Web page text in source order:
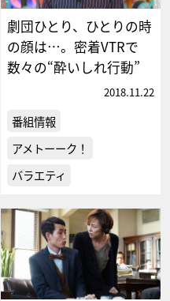
劇団ひとり、ひとりの時
の顔は…。密着VTRで
数々の“酔いしれ行動”
2018.11.22
番組情報
アメトーーク！
バラエティ